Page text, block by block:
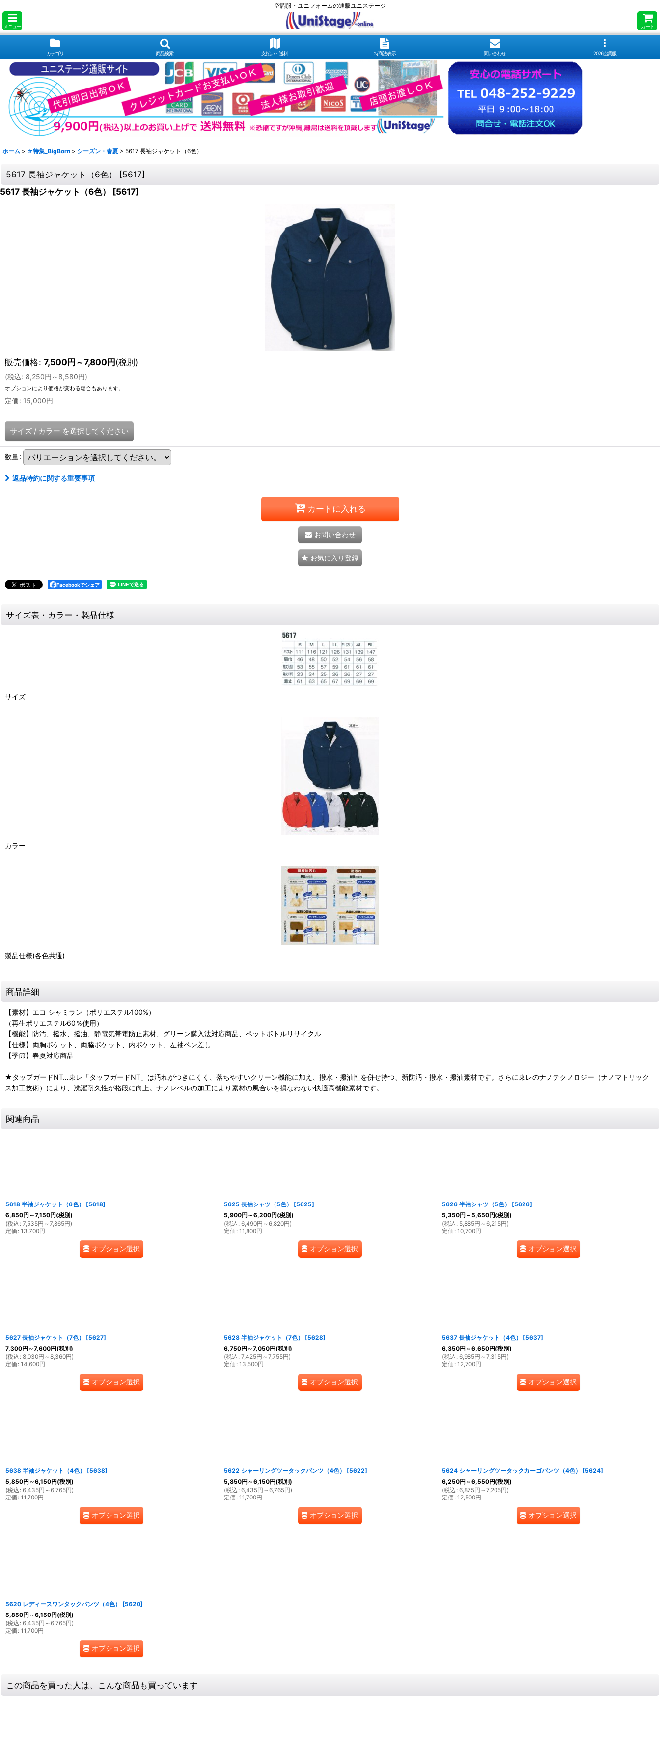
空調服・ユニフォームの通販ユニステージ
メニュー カート
カテゴリ 商品検索 支払い・送料 特商法表示 問い合わせ 2026空調服
ホーム > ☆特集_BigBorn > シーズン・春夏 > 5617 長袖ジャケット（6色）
5617 長袖ジャケット（6色） [5617]
5617 長袖ジャケット（6色）
[5617]
販売価格: 7,500円～7,800円(税別)
(税込: 8,250円 ～8,580円)
オプションにより価格が変わる場合もあります。
定価: 15,000円
サイズ / カラー を選択してください
数量:
返品特約に関する重要事項
カートに入れる
お問い合わせ
お気に入り登録
Facebookでシェア
サイズ表・カラー・製品仕様
サイズ
カラー
製品仕様(各色共通)
商品詳細
【素材】エコ シャミラン（ポリエステル100%）
（再生ポリエステル60％使用）
【機能】防汚、撥水、撥油、静電気帯電防止素材、グリーン購入法対応商品、ペットボトルリサイクル
【仕様】両胸ポケット、両脇ポケット、内ポケット、左袖ペン差し
【季節】春夏対応商品
★タップガードNT…東レ「タップガードNT」は汚れがつきにくく、落ちやすいクリーン機能に加え、撥水・撥油性を併せ持つ、新防汚・撥水・撥油素材です。さらに東レのナノテクノロジー（ナノマトリック
ス加工技術）により、洗濯耐久性が格段に向上。ナノレベルの加工により素材の風合いを損なわない快適高機能素材です。
関連商品
5618 半袖ジャケット（6色） [5618]
6,850円 ～7,150円(税別)
(税込 : 7,535円 ～7,865円)
定価 : 13,700円
オプション選択
5625 長袖シャツ（5色） [5625]
5,900円 ～6,200円(税別)
(税込 : 6,490円 ～6,820円)
定価 : 11,800円
オプション選択
5626 半袖シャツ（5色） [5626]
5,350円 ～5,650円(税別)
(税込 : 5,885円 ～6,215円)
定価 : 10,700円
オプション選択
5627 長袖ジャケット（7色） [5627]
7,300円 ～7,600円(税別)
(税込 : 8,030円 ～8,360円)
定価 : 14,600円
オプション選択
5628 半袖ジャケット（7色） [5628]
6,750円 ～7,050円(税別)
(税込 : 7,425円 ～7,755円)
定価 : 13,500円
オプション選択
5637 長袖ジャケット（4色） [5637]
6,350円 ～6,650円(税別)
(税込 : 6,985円 ～7,315円)
定価 : 12,700円
オプション選択
5638 半袖ジャケット（4色） [5638]
5,850円 ～6,150円(税別)
(税込 : 6,435円 ～6,765円)
定価 : 11,700円
オプション選択
5622 シャーリングツータックパンツ（4色） [5622]
5,850円 ～6,150円(税別)
(税込 : 6,435円 ～6,765円)
定価 : 11,700円
オプション選択
5624 シャーリングツータックカーゴパンツ（4色） [5624]
6,250円 ～6,550円(税別)
(税込 : 6,875円 ～7,205円)
定価 : 12,500円
オプション選択
5620 レディースワンタックパンツ（4色） [5620]
5,850円 ～6,150円(税別)
(税込 : 6,435円 ～6,765円)
定価 : 11,700円
オプション選択
この商品を買った人は、こんな商品も買っています